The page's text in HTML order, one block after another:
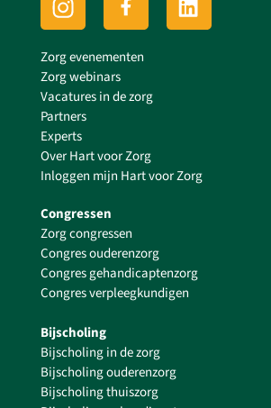
Zorg evenementen
Zorg webinars
Vacatures in de zorg
Partners
Experts
Over Hart voor Zorg
Inloggen mijn Hart voor Zorg
Congressen
Zorg congressen
Congres ouderenzorg
Congres gehandicaptenzorg
Congres verpleegkundigen
Bijscholing
Bijscholing in de zorg
Bijscholing ouderenzorg
Bijscholing thuiszorg